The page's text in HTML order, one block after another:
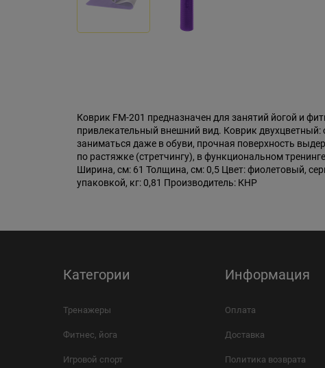
Коврик FM-201 предназначен для занятий йогой и
привлекательный внешний вид. Коврик
заниматься даже в обуви, прочная поверхность
по растяжке (стретчингу), в функциональном
Ширина, см: 61 Толщина, см: 0,5 Цвет: фиолетовый,
упаковкой, кг: 0,81 Производитель: КНР
Категории
Тренажеры
Фитнес, йога
Игровой спорт
Информация
Оплата
Доставка
Политика возврата